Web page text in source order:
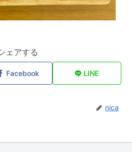
ェアする
Facebook LINE
nica